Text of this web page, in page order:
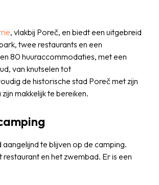
, vlakbij Poreč, en biedt een uitgebreid
twee restaurants en een
80 huuraccommodaties, met een
van knutselen tot
de historische stad Poreč met zijn
makkelijk te bereiken.
te blijven op de camping.
en het zwembad. Er is een